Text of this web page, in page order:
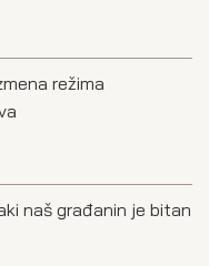
režima
naš građanin je bitan